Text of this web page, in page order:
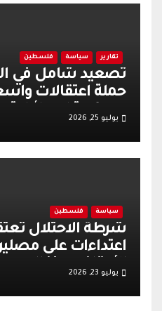
تقارير سياسة فلسطين
تصعيد شامل في
حملة اعتقالات
عسكرية إسرائيلية
يوليو 25, 2026
سياسة فلسطين
شرطة الاحتلال
اعتداءات على
الأوقاف يعزز
يوليو 23, 2026